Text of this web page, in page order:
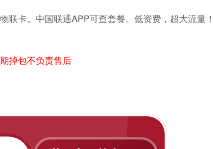
联卡。中国联通APP可查套餐。低资费，超大流量
掉包不负责售后